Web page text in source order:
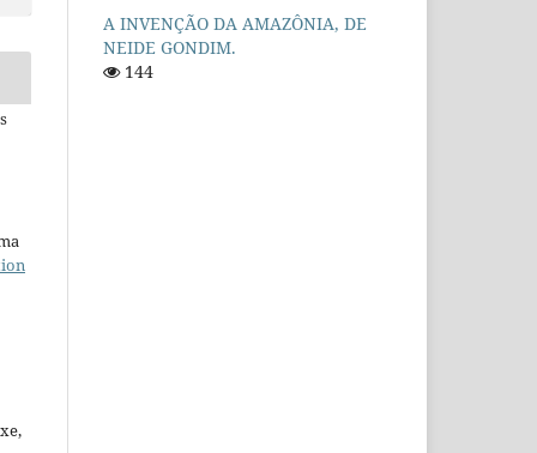
A INVENÇÃO DA AMAZÔNIA, DE
NEIDE GONDIM.
144